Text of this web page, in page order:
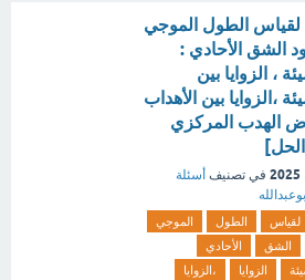
لقياس الطول الموجي
الشق الأحادي :
، الزوايا بين
،الزوايا بين الأهداب
الهدب المركزي
في تصنيف أسئلة
ابوعبدالله
لقياس الطول
الموجي
الشق
الأحادي
الزوايا
،الزوايا